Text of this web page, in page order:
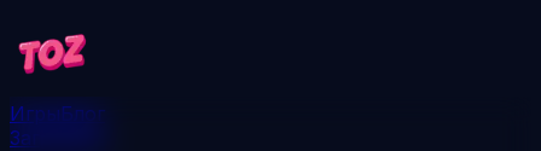
ИгрыБлог
Загрузить